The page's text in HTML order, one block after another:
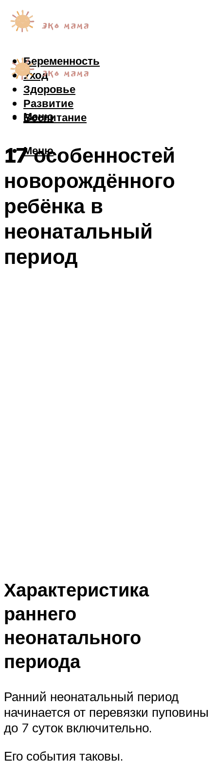
Беременность
Уход
Здоровье
Развитие
Воспитание
Меню
Меню
17 особенностей
новорождённого
ребёнка в
неонатальный
период
Характеристика
раннего
неонатального
периода
Ранний неонатальный период
начинается от перевязки пуповины
до 7 суток включительно.
Его события таковы.